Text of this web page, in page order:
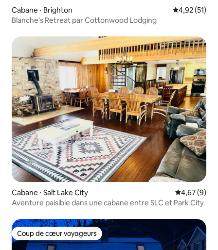
Cabane ⋅ Brighton Évaluation
4,92 (51)
Blanche's Retreat par Cottonwood Lodging
Cabane ⋅ Salt Lake City Évaluation
4,67 (9)
Aventure paisible dans une cabane entre SLC et Park City
Coup de cœur voyageurs
Coup de cœur voyageurs